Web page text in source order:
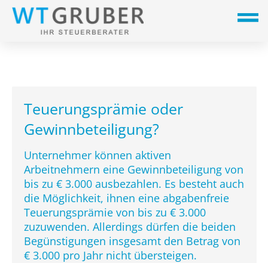
Teuerungsprämie oder
Gewinnbeteiligung?
Unternehmer können aktiven
Arbeitnehmern eine Gewinnbeteiligung von
bis zu € 3.000 ausbezahlen. Es besteht auch
die Möglichkeit, ihnen eine abgabenfreie
Teuerungsprämie von bis zu € 3.000
zuzuwenden. Allerdings dürfen die beiden
Begünstigungen insgesamt den Betrag von
€ 3.000 pro Jahr nicht übersteigen.